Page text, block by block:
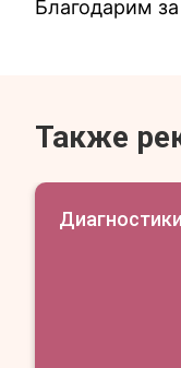
Благодарим
Также